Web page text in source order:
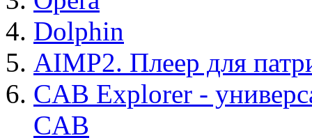
Dolphin
AIMP2. Плеер для
CAB Explorer -
CAB